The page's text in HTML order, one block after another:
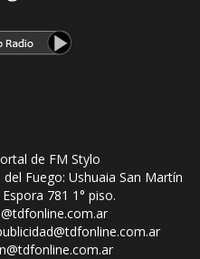
de FM Stylo
Fuego: Ushuaia San Martín
781 1° piso.